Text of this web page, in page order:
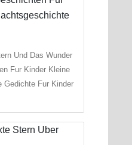
Und Das Wunder
Fur Kinder Kleine
Gedichte Fur Kinder